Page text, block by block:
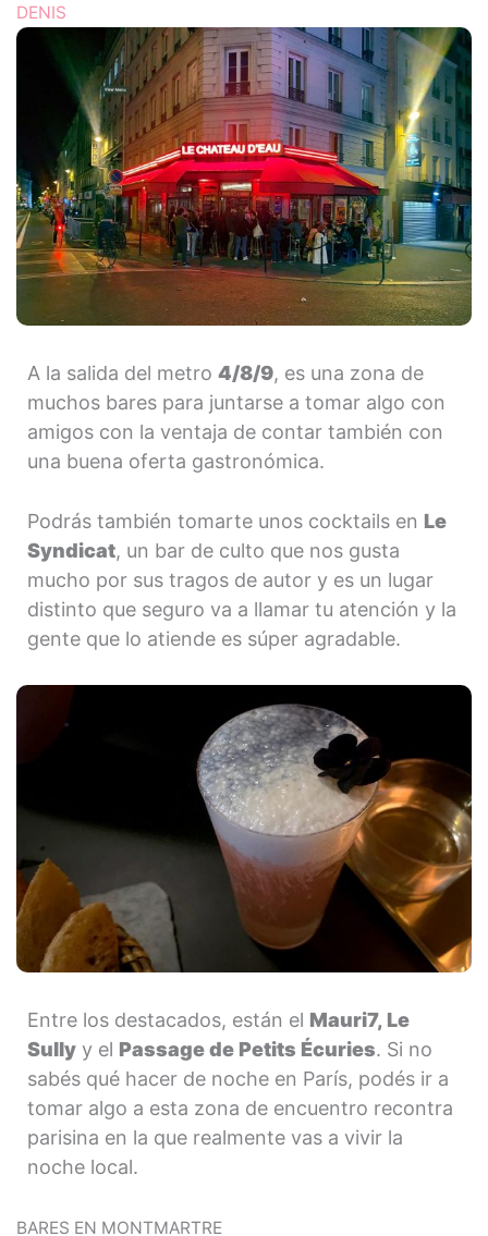
DENIS
A la salida del metro 4/8/9, es una zona de
muchos bares para juntarse a tomar algo con
amigos con la ventaja de contar también con
una buena oferta gastronómica.
Podrás también tomarte unos cocktails en Le
Syndicat, un bar de culto que nos gusta
mucho por sus tragos de autor y es un lugar
distinto que seguro va a llamar tu atención y la
gente que lo atiende es súper agradable.
Entre los destacados, están el Mauri7, Le
Sully y el Passage de Petits Écuries. Si no
sabés qué hacer de noche en París, podés ir a
tomar algo a esta zona de encuentro recontra
parisina en la que realmente vas a vivir la
noche local.
BARES EN MONTMARTRE